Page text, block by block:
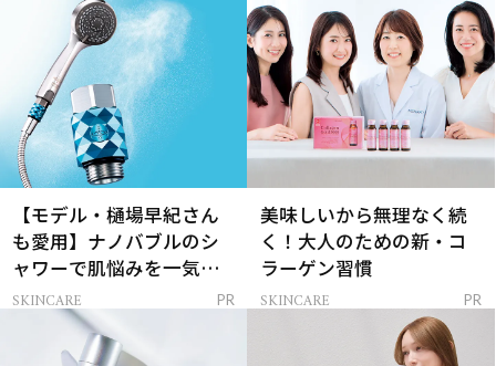
【モデル・樋場早紀さん
も愛用】ナノバブルのシ
ャワーで肌悩みを一気に
解決
SKINCARE PR
美味しいから無理なく続
く！大人のための新・コ
ラーゲン習慣
SKINCARE PR